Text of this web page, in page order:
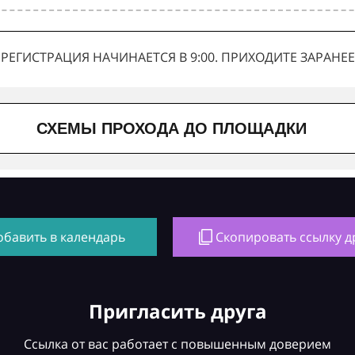
РЕГИСТРАЦИЯ НАЧИНАЕТСЯ В 9:00. ПРИХОДИТЕ ЗАРАНЕЕ
СХЕМЫ ПРОХОДА ДО ПЛОЩАДКИ
в календарь Скопировать ссылку
Пригласить друга
Ссылка от вас работает с повышенным доверием